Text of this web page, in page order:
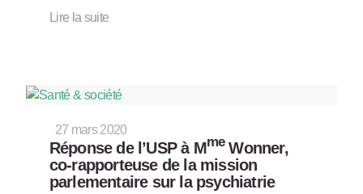
Lire la suite
27 mars 2020
Réponse de l’USP à MmeWonner,
co-rapporteuse de la mission
parlementaire sur la psychiatrie